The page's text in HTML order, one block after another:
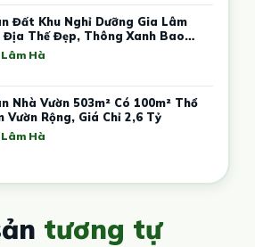
Đất Khu Nghỉ Dưỡng Gia Lâm
Địa Thế Đẹp, Thông Xanh Bao
Lâm Hà
Nhà Vườn 503m² Có 100m² Thổ
Vườn Rộng, Giá Chỉ 2,6 Tỷ
Lâm Hà
tương tự